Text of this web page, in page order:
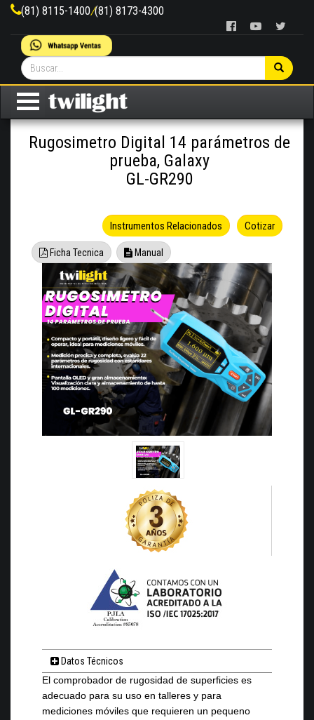
(81) 8115-1400/(81) 8173-4300
Rugosimetro Digital 14 parámetros de
prueba, Galaxy
GL-GR290
Cotizar
Instrumentos Relacionados
Ficha Tecnica Manual
Datos Técnicos
El comprobador de rugosidad de superficies es
adecuado para su uso en talleres y para
mediciones móviles que requieren un pequeno